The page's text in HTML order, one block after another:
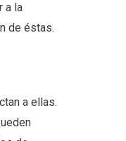
a la
de éstas.
a ellas.